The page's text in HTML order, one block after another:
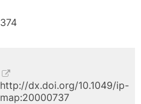
374
http://dx.doi.org/10.1049/ip-
map:20000737